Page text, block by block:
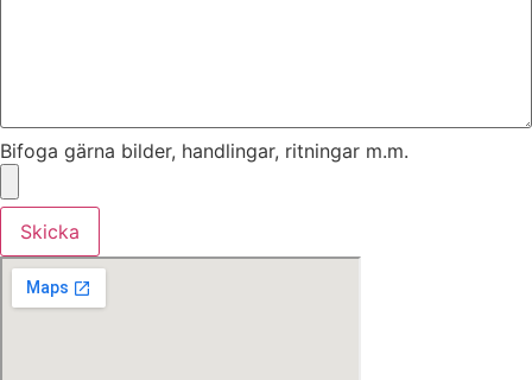
Bifoga gärna bilder, handlingar, ritningar m.m.
Skicka